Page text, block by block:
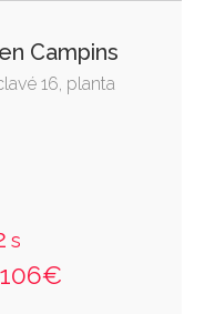
Campins
16, planta
s